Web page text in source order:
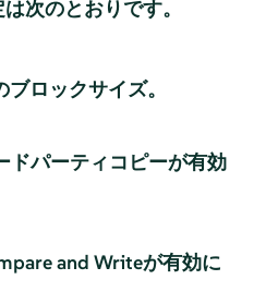
次のとおりです。
ロックサイズ。
ドパーティコピーが有効
and Writeが有効に